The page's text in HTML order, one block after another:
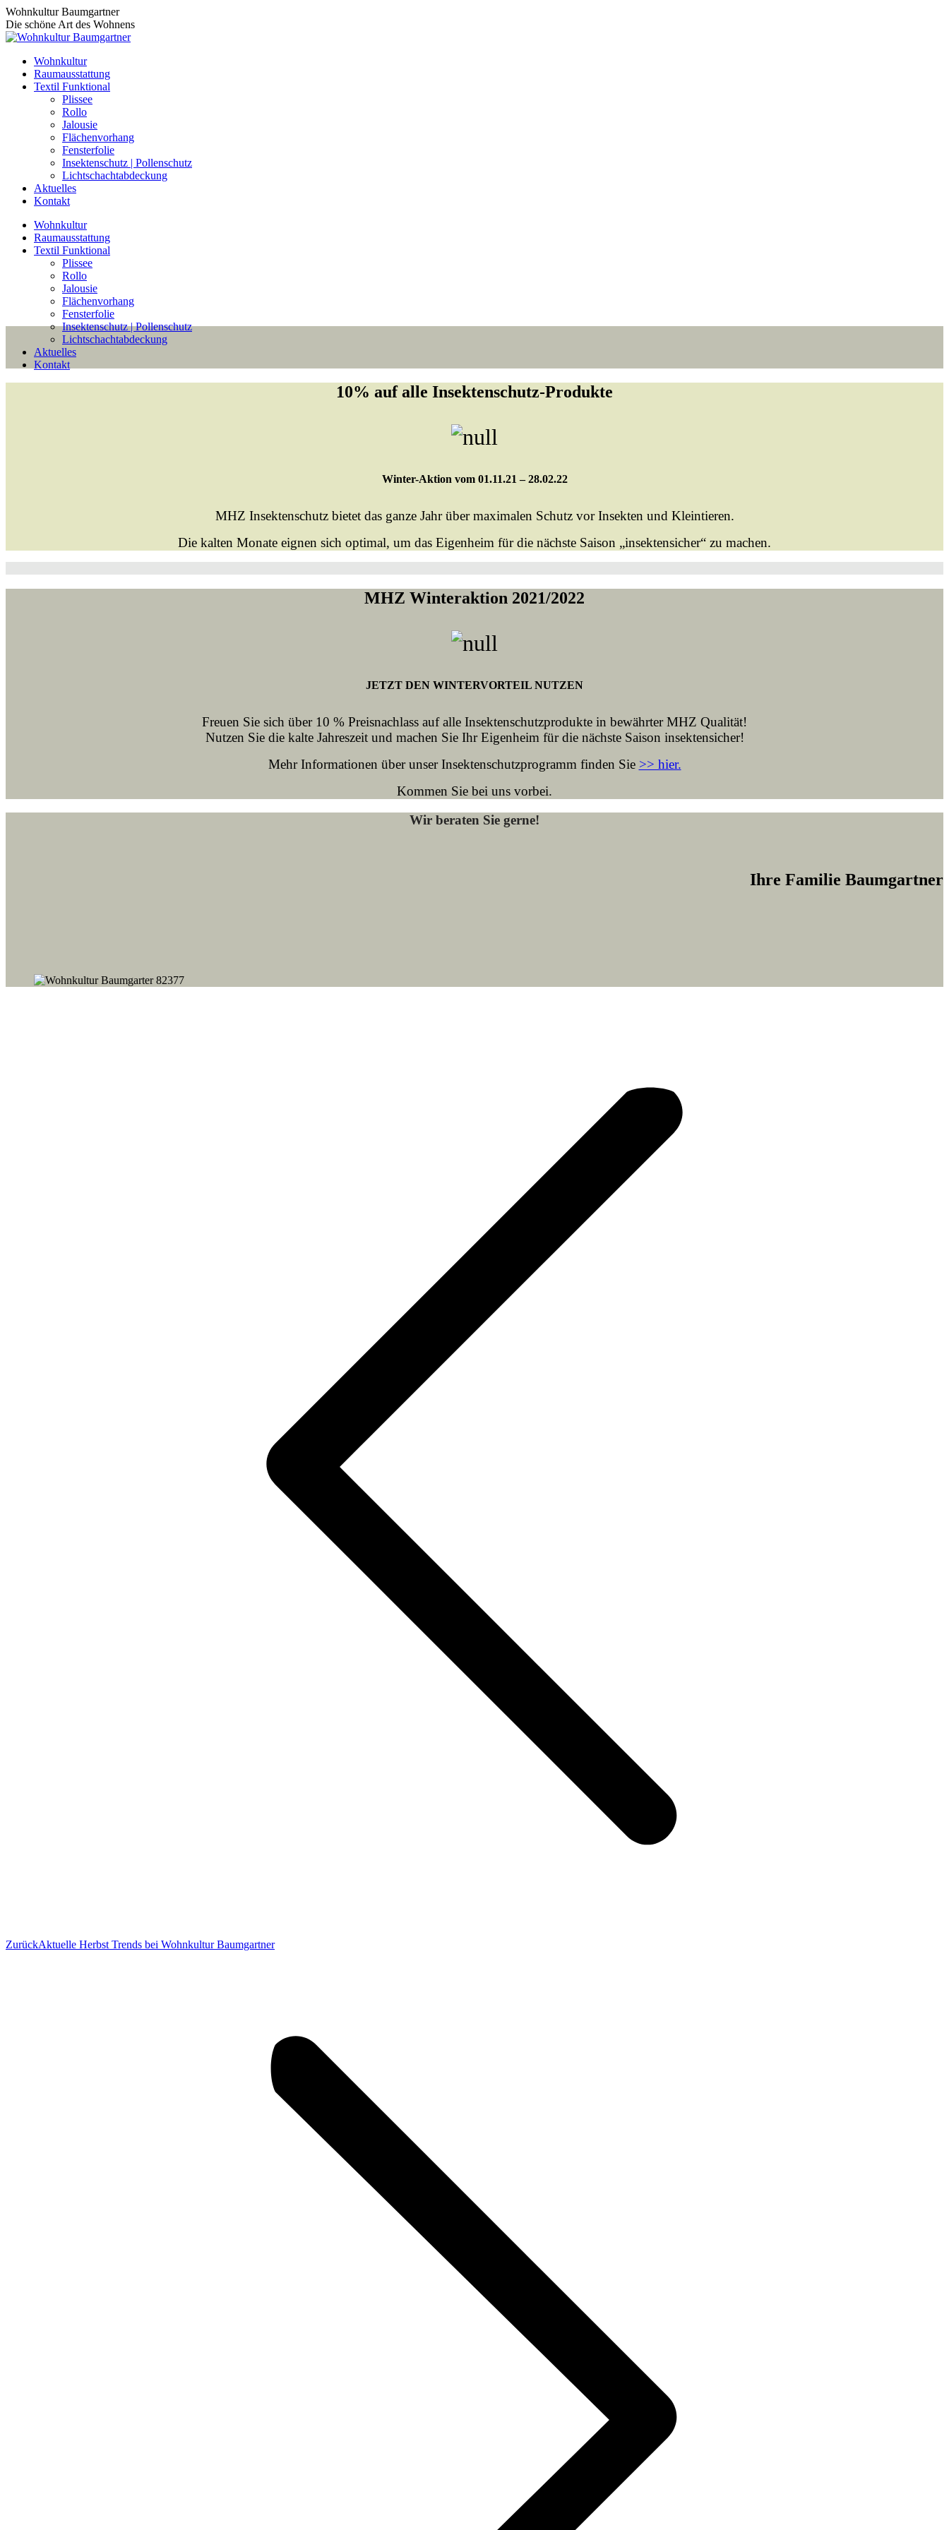
Zum
Inhalt
springen
Wohnkultur Baumgartner
Die schöne Art des Wohnens
Wohnkultur
Raumausstattung
Textil Funktional
Plissee
Rollo
Jalousie
Flächenvorhang
Fensterfolie
Insektenschutz | Pollenschutz
Lichtschachtabdeckung
Aktuelles
Kontakt
Wohnkultur
Raumausstattung
Textil Funktional
Plissee
Rollo
Jalousie
Flächenvorhang
Fensterfolie
Insektenschutz | Pollenschutz
Lichtschachtabdeckung
Aktuelles
Kontakt
10% auf alle Insektenschutz-Produkte
Winter-Aktion vom 01.11.21 – 28.02.22
MHZ Insektenschutz bietet das ganze Jahr über maximalen Schutz vor Insekten und Kleintieren.
Die kalten Monate eignen sich optimal, um das Eigenheim für die nächste Saison „insektensicher“ zu machen.
MHZ Winteraktion 2021/2022
JETZT DEN WINTERVORTEIL NUTZEN
Freuen Sie sich über 10 % Preisnachlass auf alle Insektenschutzprodukte in bewährter MHZ Qualität!
Nutzen Sie die kalte Jahreszeit und machen Sie Ihr Eigenheim für die nächste Saison insektensicher!
Mehr Informationen über unser Insektenschutzprogramm finden Sie >> hier.
Kommen Sie bei uns vorbei.
Wir beraten Sie gerne!
Ihre Familie Baumgartner
ZurückVorheriger
Aktuelle Herbst Trends bei Wohnkultur Baumgartner